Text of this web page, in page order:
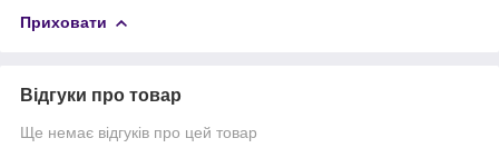
Приховати
Відгуки про товар
Ще немає відгуків про цей товар